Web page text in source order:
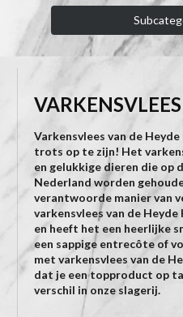
VARKENSVLEES
Varkensvlees van de
trots op te zijn! Het
en gelukkige dieren die op
Nederland worden
verantwoorde manier van
varkensvlees van de
en heeft het een heerlijke
een sappige entrecôte of
met varkensvlees van de
dat je een topproduct op
verschil in onze slagerij.